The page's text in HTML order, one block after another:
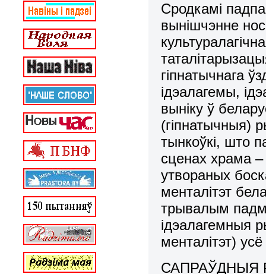
Сродкамі
вынішчэнне
гіпнатычнага
ідэалагемы,
выніку ў
(гіпнатычныя)
тынкоўкі, што
сценах храма –
утвораных
менталітэт
трывалым
ідэалагемныя
менталітэт)
САПРАЎДНЫЯ